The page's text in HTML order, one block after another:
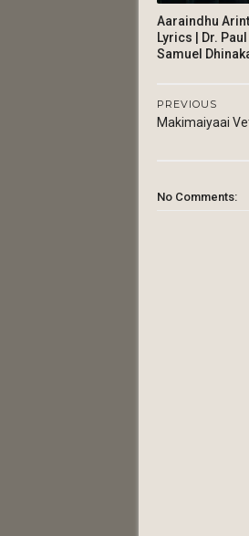
Aaraindhu
Lyrics | Dr.
Samuel
PREVIOUS
Makimaiyaai
No Comments: